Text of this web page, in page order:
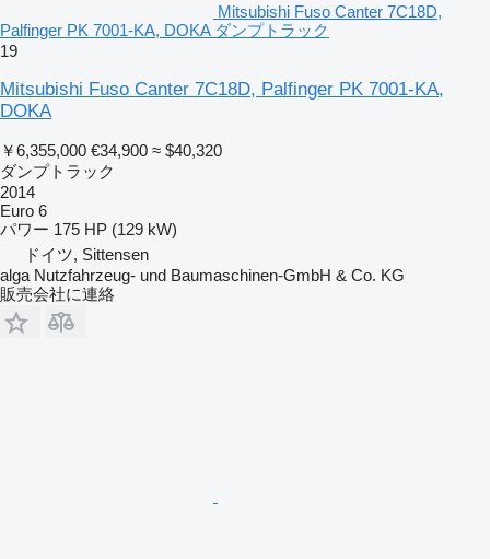
Mitsubishi Fuso Canter 7C18D,
Palfinger PK 7001-KA, DOKA ダンプトラック
19
Mitsubishi Fuso Canter 7C18D, Palfinger PK 7001-KA,
DOKA
￥6,355,000 €34,900 ≈ $40,320
ダンプトラック
2014
Euro 6
パワー 175 HP (129 kW)
ドイツ, Sittensen
alga Nutzfahrzeug- und Baumaschinen-GmbH & Co. KG
販売会社に連絡